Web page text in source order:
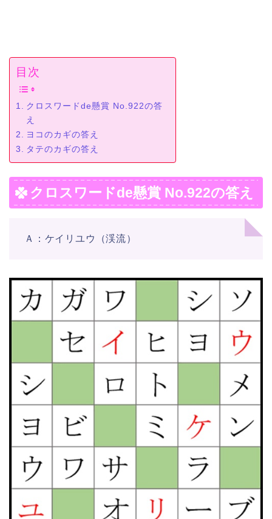
目次
クロスワードde懸賞 No.922の答
え
ヨコのカギの答え
タテのカギの答え
クロスワードde懸賞 No.922の答え
Ａ：ケイリユウ（渓流）